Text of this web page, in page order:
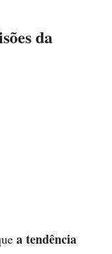
da
a tendência